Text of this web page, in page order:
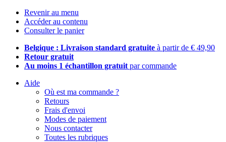
Revenir au menu
Accéder au contenu
Consulter le panier
Belgique : Livraison standard gratuite à partir de € 49,90
Retour gratuit
Au moins 1 échantillon gratuit par commande
Aide
Où est ma commande ?
Retours
Frais d'envoi
Modes de paiement
Nous contacter
Toutes les rubriques